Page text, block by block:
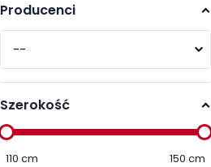
Producenci
Szerokość
110 cm 150 cm